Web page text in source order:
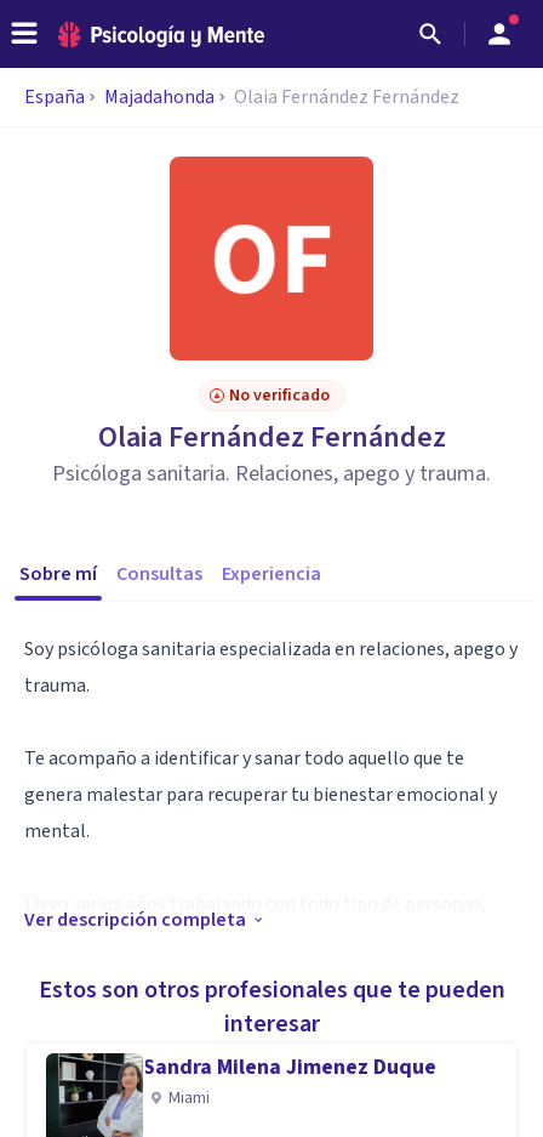
España Majadahonda Olaia Fernández Fernández
No verificado
Olaia Fernández Fernández
Psicóloga sanitaria. Relaciones, apego y trauma.
Sobre mí Consultas Experiencia
Soy psicóloga sanitaria especializada en relaciones, apego y
trauma.
Te acompaño a identificar y sanar todo aquello que te
genera malestar para recuperar tu bienestar emocional y
mental.
profundamente cómo ayudar a las personas a resolver sus
conflictos, desde una visión amplia e integral.
Si quieres trabajar en ti y en lograr tu bienestar, ¡puedo
ayudarte!
Ver descripción completa
Estos son otros profesionales que te pueden
interesar
Sandra Milena Jimenez Duque
Miami